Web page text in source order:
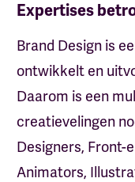
Expertises
Brand Design is
ontwikkelt en
Daarom is een
creatievelingen
Designers, Front-
Animators,